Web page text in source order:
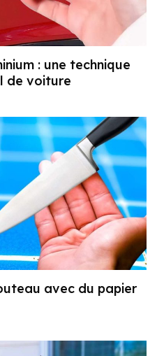
: une technique
de voiture
avec du papier